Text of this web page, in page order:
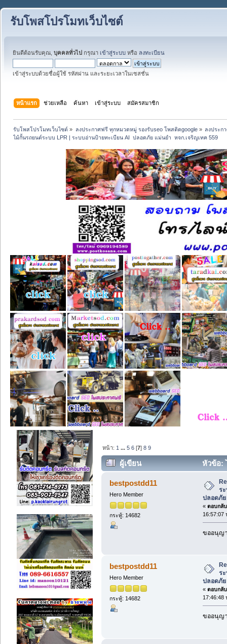
รับโพสโปรโมทเว็บไซต์
ยินดีต้อนรับคุณ, บุคคลทั่วไป กรุณา เข้าสู่ระบบ หรือ ลงทะเบียน
เข้าสู่ระบบด้วยชื่อผู้ใช้ รหัสผ่าน และระยะเวลาในเซสชั่น
หน้าแรก ช่วยเหลือ ค้นหา เข้าสู่ระบบ สมัครสมาชิก
รับโพสโปรโมทเว็บไซต์ » ลงประกาศฟรี ทุกหมวดหมู่ รองรับseo โพสติดgoogle» ลงประก
ไม้กั้นรถยนต์ระบบ LPR | ระบบอ่านป้ายทะเบียน AI  ปลอดภัย แม่นยำ  หจก.เจริญเทค 559
หน้า: 1 ...5 6 [7]8 9
ผู้เขียน
หัวข้อ:
ปลอดภัย แม่นยำ หจก.เจริญเทค 559
bestpostdd11
Hero Member
กระทู้: 14682
ร
ปลอดภัย
« ตอบกลั
16:57:07
ขออนุญ
bestpostdd11
Hero Member
กระทู้: 14682
ร
ปลอดภัย
« ตอบกลั
17:46:48
ขออนุญ